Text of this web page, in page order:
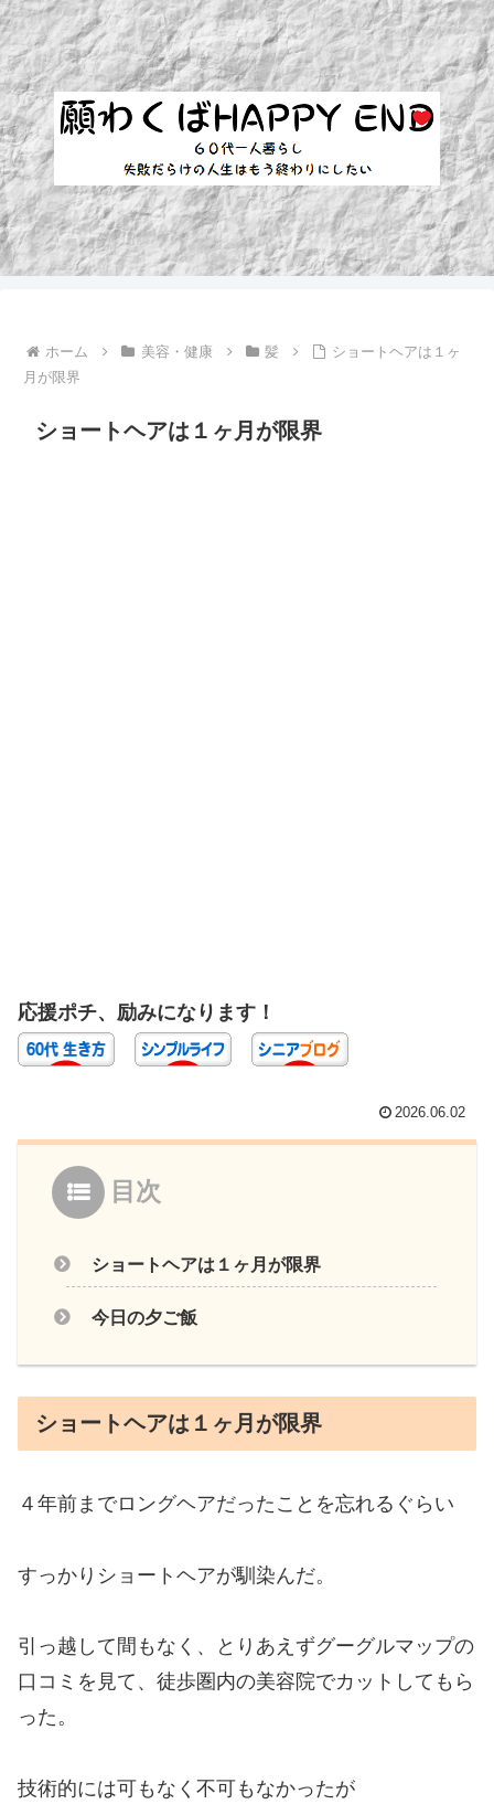
ホーム 美容・健康 髪
ショートヘアは１ヶ
月が限界
ショートヘアは１ヶ月が限界
応援ポチ、励みになります！
2026.06.02
目次
ショートヘアは１ヶ月が限界
今日の夕ご飯
ショートヘアは１ヶ月が限界
４年前までロングヘアだったことを忘れるぐらい
すっかりショートヘアが馴染んだ。
引っ越して間もなく、とりあえずグーグルマップの
口コミを見て、徒歩圏内の美容院でカットしてもら
った。
技術的には可もなく不可もなかったが